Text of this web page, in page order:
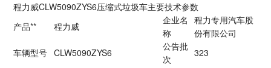
程力威CLW5090ZYS6压缩式垃圾车主要技术参数
产品**
程力威
企业名
称
程力专用汽车股
份有限公司
车辆型号 CLW5090ZYS6
公告批
次
323